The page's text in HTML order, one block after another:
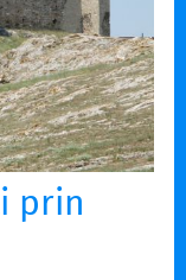
prin